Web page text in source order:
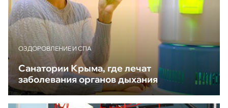
ОЗДОРОВЛЕНИЕ И СПА
Санатории Крыма, где лечат
заболевания органов дыхания